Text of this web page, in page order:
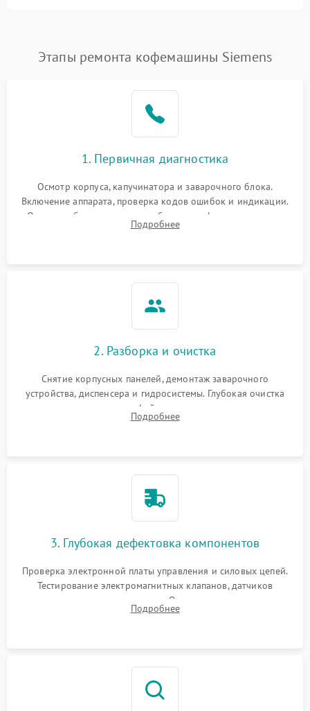
Постоянные сбои в работе 1500 ₽ Подробнее →
Этапы ремонта кофемашины Siemens
1. Первичная диагностика
Осмотр корпуса, капучинатора и заварочного блока.
Включение аппарата, проверка кодов ошибок и индикации.
Оценка работы помпы, термоблока и кофемолки на слух.
Измерение температуры и давления воды для выявления
Подробнее
2. Разборка и очистка
Снятие корпусных панелей, демонтаж заварочного
устройства, диспенсера и гидросистемы. Глубокая очистка
внутренних узлов от кофейных масел, жмыха и накипи.
Промывка дренажных каналов и фильтров с использованием
Подробнее
3. Глубокая дефектовка компонентов
Проверка электронной платы управления и силовых цепей.
Тестирование электромагнитных клапанов, датчиков
температуры и расходомера. Оценка степени износа
жерновов кофемолки, уплотнительных колец гидросистемы
Подробнее